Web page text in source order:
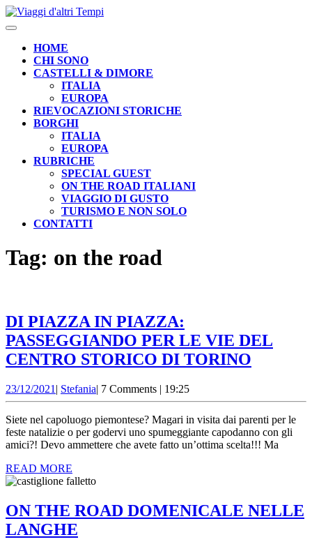
Skip
to
Open
ButtonHOME
CHI SONO
CASTELLI & DIMORE
ITALIA
EUROPA
RIEVOCAZIONI STORICHE
BORGHI
ITALIA
EUROPA
RUBRICHE
SPECIAL GUEST
ON THE ROAD ITALIANI
VIAGGIO DI GUSTO
TURISMO E NON SOLO
CONTATTI
BUTTON
Tag: on the road
DI PIAZZA IN PIAZZA:
PASSEGGIANDO PER LE VIE DEL
CENTRO STORICO DI TORINO
PER
DEL
23/12/2021 23/12/2021
| StefaniaStefania
| 7 Comments | 19:25
Siete nel capoluogo piemontese? Magari in visita dai parenti per le
feste natalizie o per godervi uno spumeggiante capodanno con gli
amici?! Devo ammettere che avete fatto un’ottima scelta!!! Ma
READ MORE
MORE
ON THE ROAD DOMENICALE NELLE
LANGHE